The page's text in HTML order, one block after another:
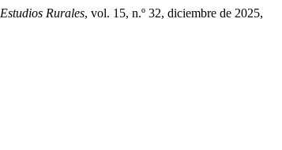
Estudios Rurales, vol. 15, n.º 32, diciembre de 2025,